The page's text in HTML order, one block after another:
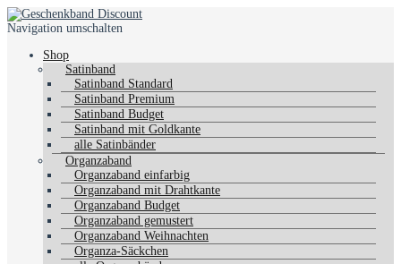
Navigation umschalten
Shop
Satinband
Satinband Standard
Satinband Premium
Satinband Budget
Satinband mit Goldkante
alle Satinbänder
Organzaband
Organzaband einfarbig
Organzaband mit Drahtkante
Organzaband Budget
Organzaband gemustert
Organzaband Weihnachten
Organza-Säckchen